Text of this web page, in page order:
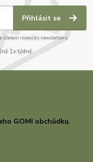
Přihlásit se
účelem rozesílky newsletteru.
1x týdně
GOMI obchůdku.